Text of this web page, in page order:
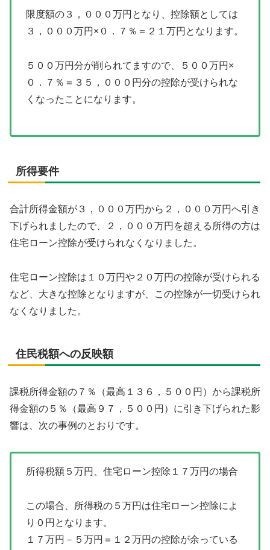
限度額の３，０００万円となり、控除額としては
３，０００万円×０．７％＝２１万円となります。
５００万円分が削られてますので、５００万円×
０．７％＝３５，０００円分の控除が受けられな
くなったことになります。
所得要件
合計所得金額が３，０００万円から２，０００万円へ引き
下げられましたので、２，０００万円を超える所得の方は
住宅ローン控除が受けられなくなりました。
住宅ローン控除は１０万円や２０万円の控除が受けられる
など、大きな控除となりますが、この控除が一切受けられ
なくなりました。
住民税額への反映額
課税所得金額の７％（最高１３６，５００円）から課税所
得金額の５％（最高９７，５００円）に引き下げられた影
響は、次の事例のとおりです。
所得税額５万円、住宅ローン控除１７万円の場合
この場合、所得税の５万円は住宅ローン控除によ
り０円となります。
１７万円－５万円＝１２万円の控除が余っている